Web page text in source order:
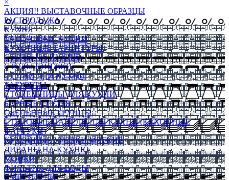
×
АКЦИЯ!! ВЫСТАВОЧНЫЕ ОБРАЗЦЫ
РАСПРОДАЖА
КУХНЯ
МОДУЛЬНЫЕ КУХНИ
КУХОННЫЕ ГАРНИТУРЫ
СТОЛЫ НА КУХНЮ
СТОЛЫ КНИЖКИ
СТУЛЬЯ ДЛЯ КУХНИ
ТАБУРЕТЫ
СТОЛЕШНИЦЫ ДЛЯ КУХНИ
БАРНЫЕ СТУЛЬЯ
ОБЕДЕННЫЕ ГРУППЫ
СТЕНОВЫЕ ПАНЕЛИ ДЛЯ КУХНИ (КУХОННЫЕ
ФАРТУКИ)
КУХОННЫЕ УГОЛКИ МЯГКИЕ
ДИВАНЫ НА КУХНЮ
МОЙКИ
ФИЛЬТРЫ ДЛЯ ВОДЫ
СМЕСИТЕЛИ